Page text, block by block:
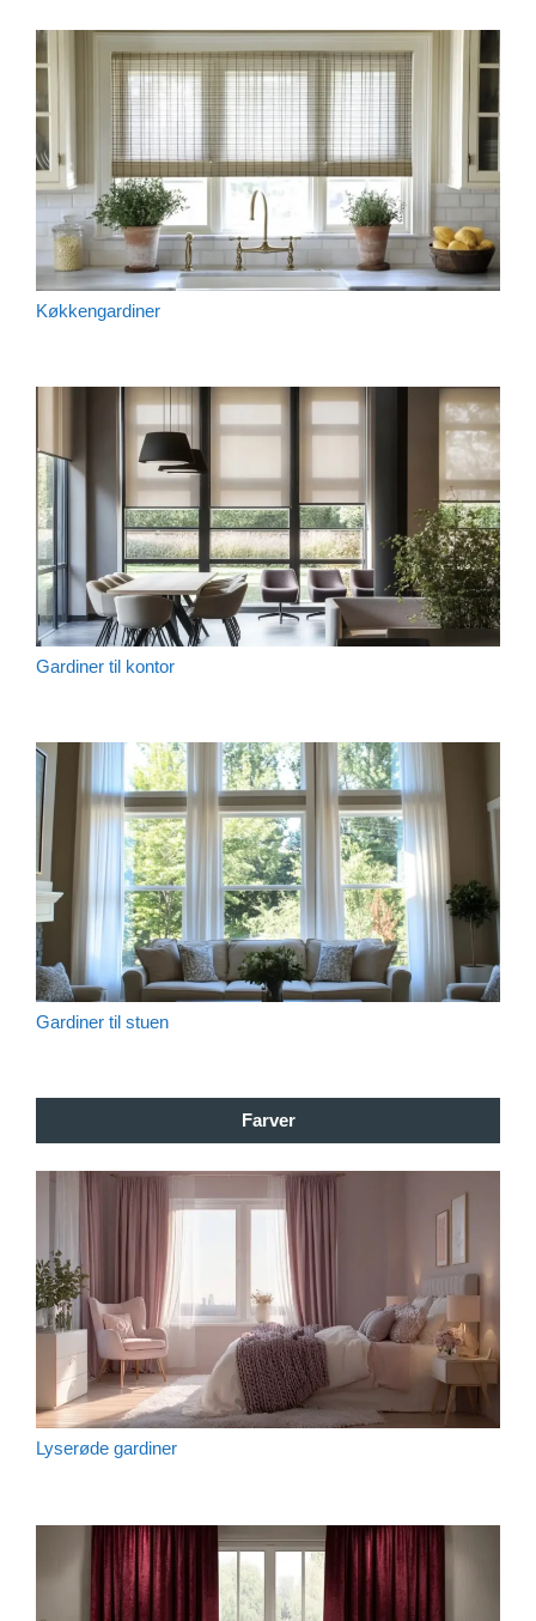
Køkkengardiner
Gardiner til kontor
Gardiner til stuen
Farver
Lyserøde gardiner